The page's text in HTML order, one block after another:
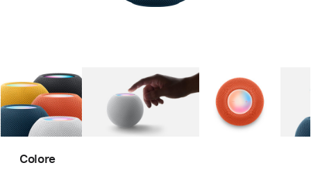
Galleria Immagine 1
Galleria Immagine 2
Galleria
Colore